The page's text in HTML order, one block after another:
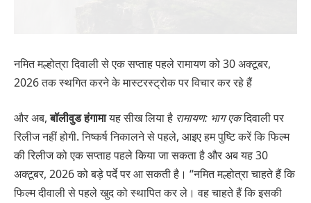
नमित मल्होत्रा ​​दिवाली से एक सप्ताह पहले रामायण को 30 अक्टूबर,
2026 तक स्थगित करने के मास्टरस्ट्रोक पर विचार कर रहे हैं
और अब,बॉलीवुड हंगामायह सीख लिया है रामायण: भाग एकदिवाली पर
रिलीज नहीं होगी. निष्कर्ष निकालने से पहले, आइए हम पुष्टि करें कि फिल्म
की रिलीज को एक सप्ताह पहले किया जा सकता है और अब यह 30
अक्टूबर, 2026 को बड़े पर्दे पर आ सकती है। “नमित मल्होत्रा चाहते हैं कि
फिल्म दीवाली से पहले खुद को स्थापित कर ले। वह चाहते हैं कि इसकी